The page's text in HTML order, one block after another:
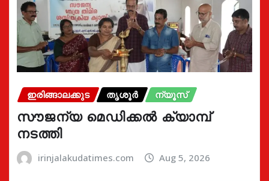
ഇരിങ്ങാലക്കുട തൃശൂർ ന്യൂസ്
സൗജന്യ മെഡിക്കൽ ക്യാമ്പ്
നടത്തി
irinjalakudatimes.com Aug 5, 2026